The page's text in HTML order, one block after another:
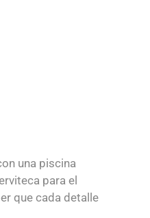
una piscina
para el
que cada detalle